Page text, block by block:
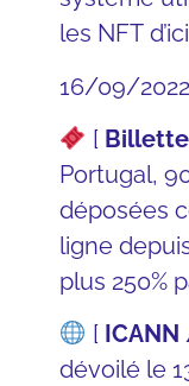
les NFT
16/09/2022
[
Portugal,
déposées
ligne
plus 250%
[
dévoilé le